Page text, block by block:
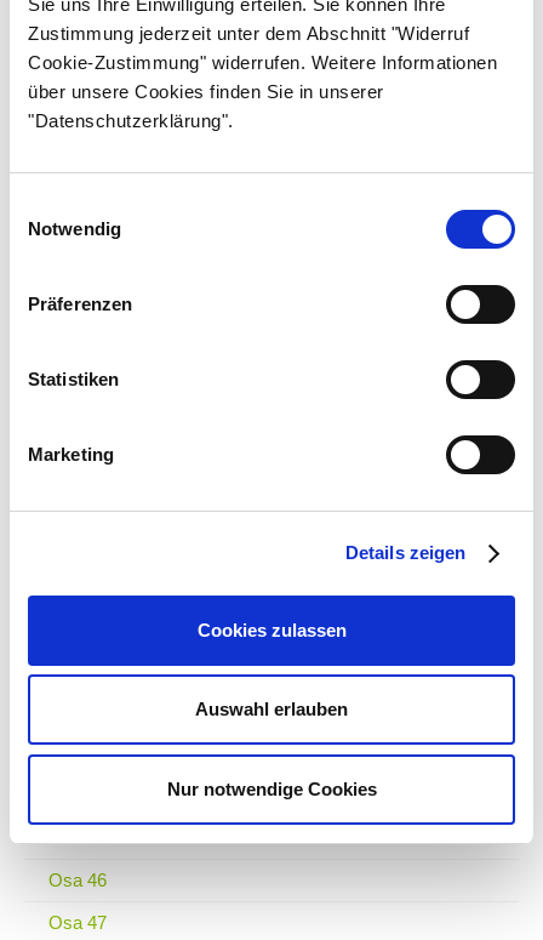
Zustimmung jederzeit unter dem Abschnitt "Widerruf
Cookie-Zustimmung" widerrufen. Weitere Informationen
über unsere Cookies finden Sie in unserer
"Datenschutzerklärung".
Notwendig
Präferenzen
Statistiken
Marketing
Details zeigen
Cookies zulassen
Auswahl erlauben
Nur notwendige Cookies
Osa 26
Osa 27
Osa 28
Osa 34
Osa 36
Osa 41
Osa 43
Osa 46
Osa 47